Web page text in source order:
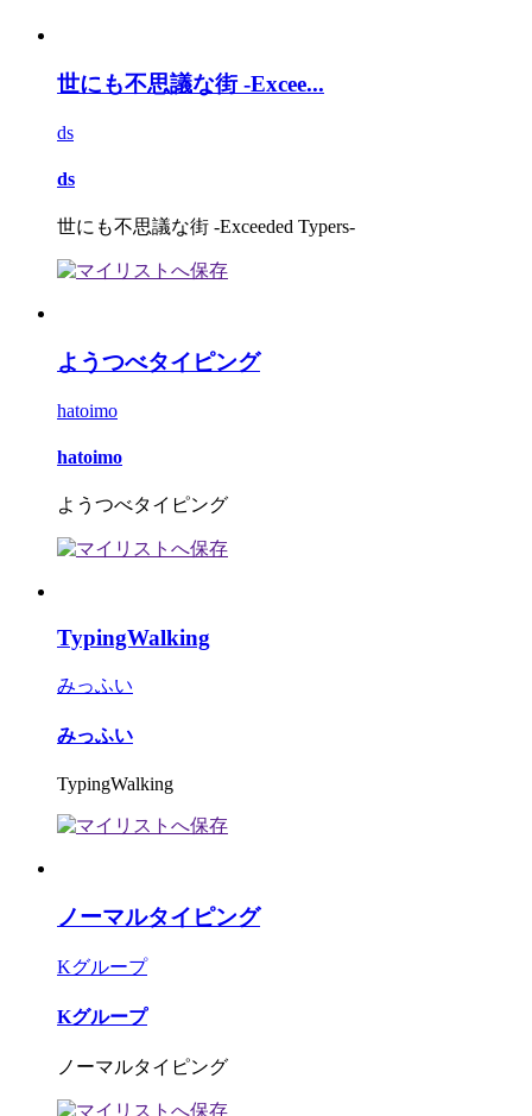
世にも不思議な街 -Excee...
ds
ds
世にも不思議な街 -Exceeded Typers-
ようつべタイピング
hatoimo
hatoimo
ようつべタイピング
TypingWalking
みっふい
みっふい
TypingWalking
ノーマルタイピング
Kグループ
Kグループ
ノーマルタイピング